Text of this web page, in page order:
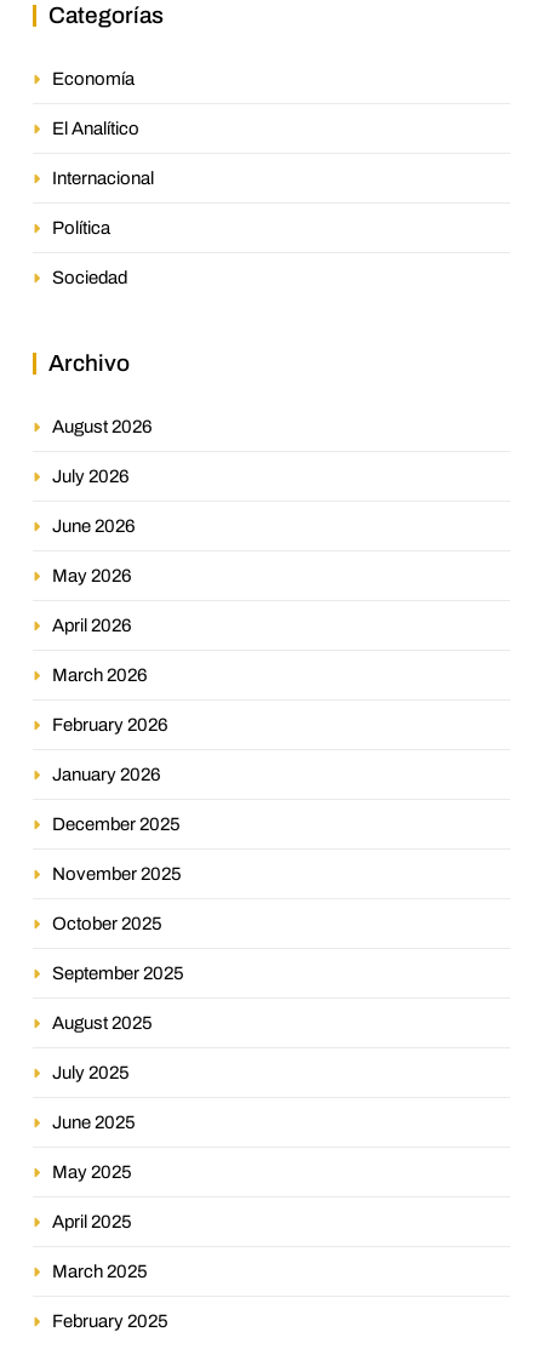
Categorías
Economía
El Analítico
Internacional
Política
Sociedad
Archivo
August 2026
July 2026
June 2026
May 2026
April 2026
March 2026
February 2026
January 2026
December 2025
November 2025
October 2025
September 2025
August 2025
July 2025
June 2025
May 2025
April 2025
March 2025
February 2025